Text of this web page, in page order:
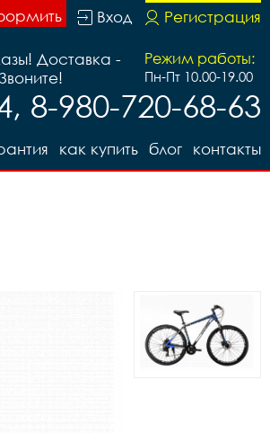
Регистрация
Вход
Режим работы:
Пн-Пт 10.00-19.00
Доставка -
8-980-720-68-63
контакты
блог
как купить